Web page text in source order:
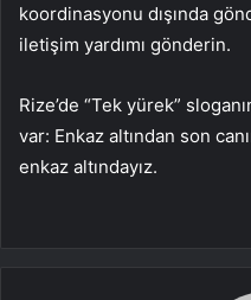
koordinasyonu dışında
iletişim yardımı gönderin.
Rize’de “Tek yürek”
var: Enkaz altından son
enkaz altındayız.